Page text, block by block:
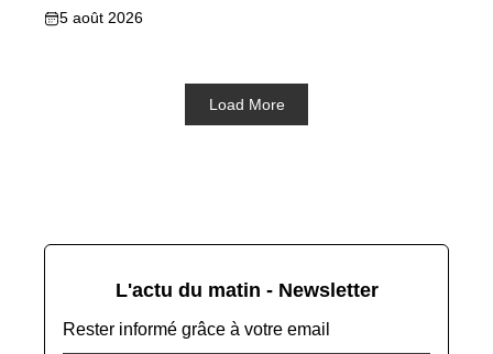
5 août 2026
Load More
L'actu du matin - Newsletter
Rester informé grâce à votre email